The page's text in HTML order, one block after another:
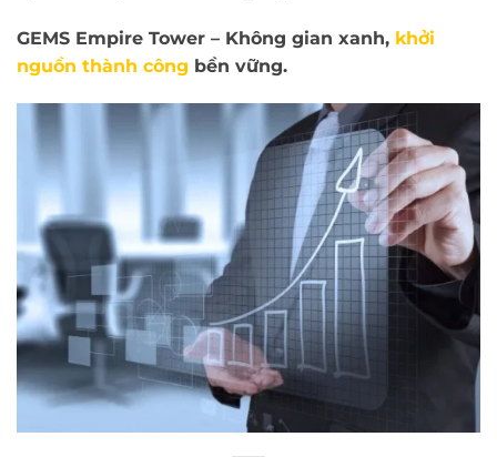
GEMS Empire Tower – Không gian xanh, khởi
nguồn thành công bền vững.